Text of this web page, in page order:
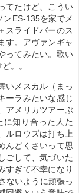
てたけど、こうい
ンES-135を家でメ
スライドバーのス
す。アヴァンギャ
ってみたい。歌い
。。
いメスカル（まっ
ーラみたいな感じ
アメリカツアーぶ
に知り合った人た
ルロウズは打ち上
んどくさいって思
ごして、気づいた
すぎて不幸になり
ないように頑張っ